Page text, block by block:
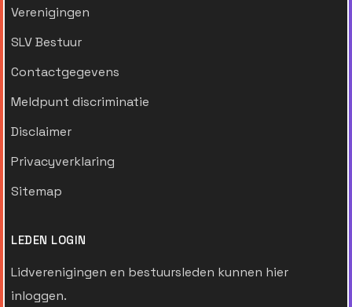
Verenigingen
SLV Bestuur
Contactgegevens
Meldpunt discriminatie
Disclaimer
Privacyverklaring
Sitemap
LEDEN LOGIN
Lidverenigingen en bestuursleden kunnen hier
inloggen.